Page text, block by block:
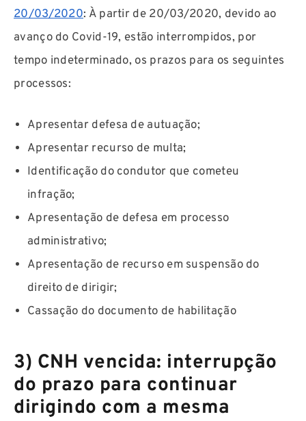
20/03/2020: À partir de 20/03/2020, devido ao
avanço do Covid-19, estão interrompidos, por
tempo indeterminado, os prazos para os seguintes
processos:
Apresentar defesa de autuação;
Apresentar recurso de multa;
Identificação do condutor que cometeu
infração;
Apresentação de defesa em processo
administrativo;
Apresentação de recurso em suspensão do
direito de dirigir;
Cassação do documento de habilitação
3) CNH vencida: interrupção
do prazo para continuar
dirigindo com a mesma